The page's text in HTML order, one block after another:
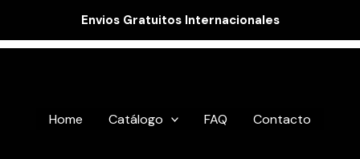
Envios Gratuitos Internacionales
Home Catálogo FAQ Contacto